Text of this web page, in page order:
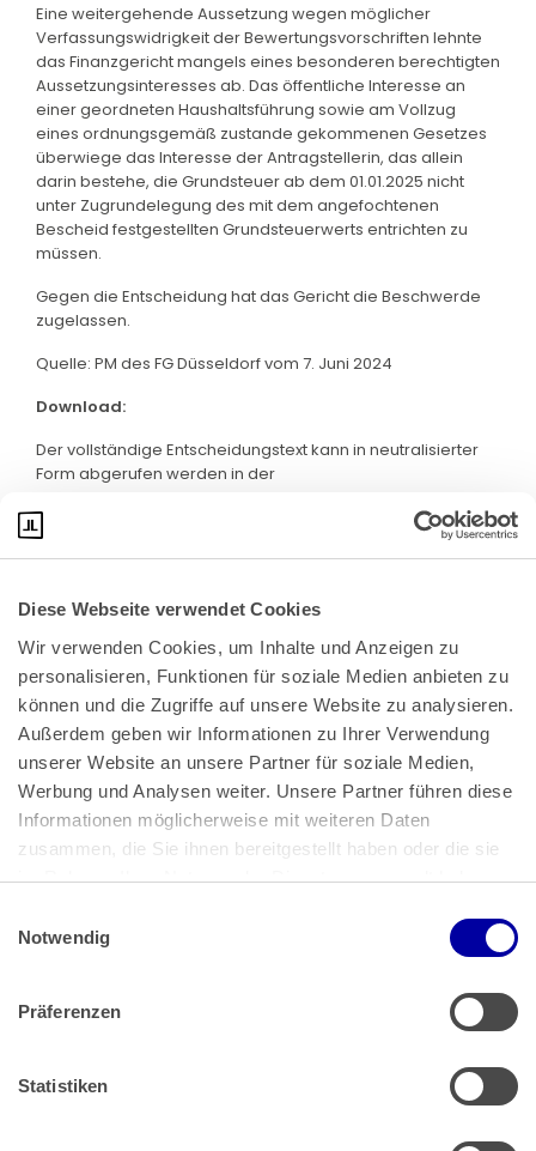
Diese Webseite verwendet Cookies
Wir verwenden Cookies, um Inhalte und Anzeigen zu
personalisieren, Funktionen für soziale Medien anbieten zu
können und die Zugriffe auf unsere Website zu analysieren.
Außerdem geben wir Informationen zu Ihrer Verwendung
unserer Website an unsere Partner für soziale Medien,
Werbung und Analysen weiter. Unsere Partner führen diese
Informationen möglicherweise mit weiteren Daten
zusammen, die Sie ihnen bereitgestellt haben oder die sie
im Rahmen Ihrer Nutzung der Dienste gesammelt haben.
Impressum
Notwendig
Präferenzen
Statistiken
Eine weitergehende Aussetzung wegen möglicher
Verfassungswidrigkeit der Bewertungsvorschriften lehnte
das Finanzgericht mangels eines besonderen berechtigten
Aussetzungsinteresses ab. Das öffentliche Interesse an
einer geordneten Haushaltsführung sowie am Vollzug
eines ordnungsgemäß zustande gekommenen Gesetzes
überwiege das Interesse der Antragstellerin, das allein
darin bestehe, die Grundsteuer ab dem 01.01.2025 nicht
unter Zugrundelegung des mit dem angefochtenen
Bescheid festgestellten Grundsteuerwerts entrichten zu
müssen.
Gegen die Entscheidung hat das Gericht die Beschwerde
zugelassen.
Quelle: PM des FG Düsseldorf vom 7. Juni 2024
Download:
Der vollständige Entscheidungstext kann in neutralisierter
Form abgerufen werden in der
Bundeskanzlerplatz 2
53113 Bonn
Pressemitteilungen|AGB
Impressum|Datenschutz
Muster Widerrufsformular (PDF)